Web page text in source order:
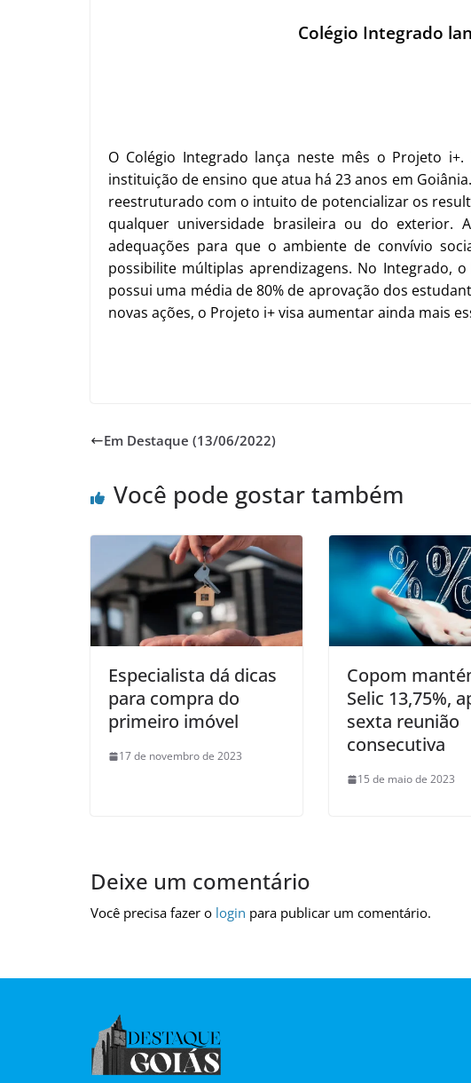
Colégio Integrado
O Colégio Integrado lança neste mês o Projeto
instituição de ensino que atua há 23 anos em
reestruturado com o intuito de potencializar os
qualquer universidade brasileira ou do exterior.
adequações para que o ambiente de convívio
possibilite múltiplas aprendizagens. No Integrado,
possui uma média de 80% de aprovação dos
novas ações, o Projeto i+ visa aumentar ainda mais
Em Destaque (13/06/2022)
Você pode gostar também
Especialista dá dicas
para compra do
primeiro imóvel
17 de novembro de 2023
Copom
Selic 13,75%,
sexta reunião
consecutiva
15 de maio de 2023
Deixe um comentário
Você precisa fazer o login para publicar um comentário.